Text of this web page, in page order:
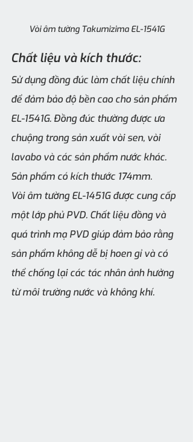
Vòi âm tường Takumizima EL-1541G
Chất liệu và kích thước:
Sử dụng đồng đúc làm chất liệu chính
để đảm bảo độ bền cao cho sản phẩm
EL-1541G. Đồng đúc thường được ưa
chuộng trong sản xuất vòi sen, vòi
lavabo và các sản phẩm nước khác.
Sản phẩm có kích thước 174mm.
Vòi âm tường EL-1451G được cung cấp
một lớp phủ PVD. Chất liệu đồng và
quá trình mạ PVD giúp đảm bảo rằng
sản phẩm không dễ bị hoen gỉ và có
thể chống lại các tác nhân ảnh hưởng
từ môi trường nước và không khí.